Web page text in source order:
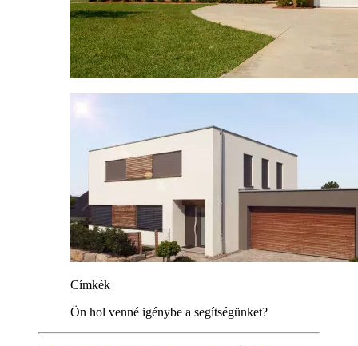
Címkék
Ön hol venné igénybe a segítségünket?